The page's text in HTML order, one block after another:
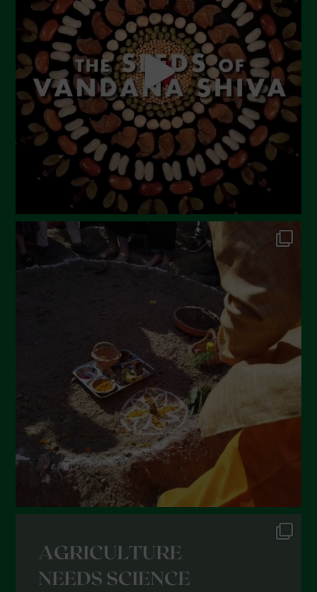
Agosto 2023
Luglio 2023
Giugno 2023
Maggio 2023
Aprile 2023
Marzo 2023
Febbraio 2023
Dicembre 2022
Novembre 2022
Ottobre 2022
Settembre 2022
Aprile 2022
Febbraio 2022
Gennaio 2022
Dicembre 2021
Novembre 2021
Settembre 2021
Agosto 2021